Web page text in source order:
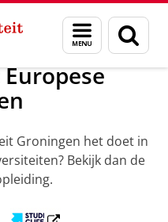
Menu
en
zoeken
Talen en Culturen
Groningen het doet in
Bekijk dan de